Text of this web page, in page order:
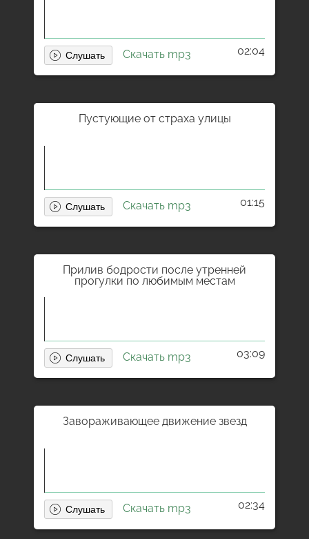
Скачать mp3 02:04
Пустующие от страха улицы
Скачать mp3 01:15
Прилив бодрости после утренней
прогулки по любимым местам
Скачать mp3 03:09
Завораживающее движение звезд
Скачать mp3 02:34